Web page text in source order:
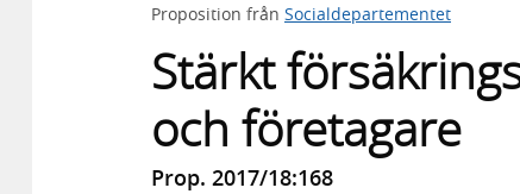
Proposition från Socialdepartementet
Stärkt
och företagare
Prop. 2017/18:168